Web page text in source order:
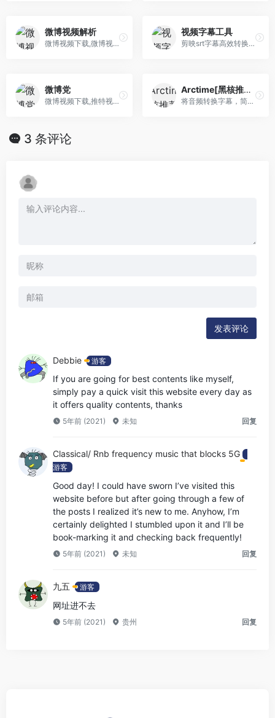
微博视频解析
微博视频下载,微博视频解析,秒拍视频下载,秒拍视频解析,如何下载微博视频,怎么下载微博视频
视频字幕工具
剪映srt字幕高效转换final cut pro / permiere 格式！
微博党
微博视频下载,推特视频下载,Twitter视频下载,爱奇艺视频下载,抖音视频下载,腾讯视频下载,音悦台视频下载,优酷视频下载,油管视频下载
Arctime[黑核推荐]字幕软件
将音频转换字幕，简单、方便。转换收费，可以直到处XML格式
3 条评论
发表评论
Debbie 游客
If you are going for best contents like myself,
simply pay a quick visit this website every day as
it offers quality contents, thanks
5年前 (2021) 未知 回复
Classical/ Rnb frequency music that blocks 5G
游客
Good day! I could have sworn I’ve visited this
website before but after going through a few of
the posts I realized it’s new to me. Anyhow, I’m
certainly delighted I stumbled upon it and I’ll be
book-marking it and checking back frequently!
5年前 (2021) 未知 回复
九五 游客
网址进不去
5年前 (2021) 贵州 回复